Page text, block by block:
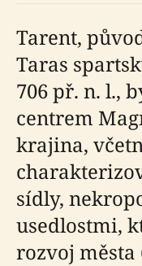
Tarent,
Taras
706 př. n. l.,
centrem
krajina,
sídly,
usedlostmi,
rozvoj města